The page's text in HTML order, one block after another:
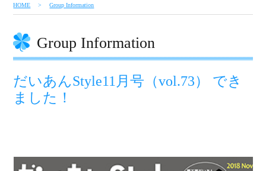
HOME Group Information
Group Information
だいあんStyle11月号（vol.73） でき
ました！